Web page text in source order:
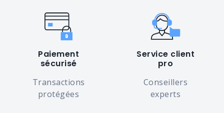
Paiement
sécurisé
Transactions
protégées
Service client
pro
Conseillers
experts